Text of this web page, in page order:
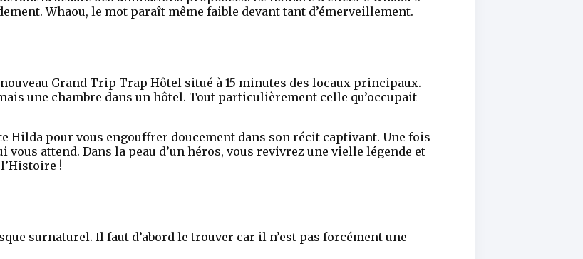
Whaou, le mot paraît même faible devant tant d’émerveillement.
Grand Trip Trap Hôtel situé à 15 minutes des locaux principaux.
une chambre dans un hôtel. Tout particulièrement celle qu’occupait
Hilda pour vous engouffrer doucement dans son récit captivant. Une fois
vous attend. Dans la peau d’un héros, vous revivrez une vielle légende et
!
surnaturel. Il faut d’abord le trouver car il n’est pas forcément une